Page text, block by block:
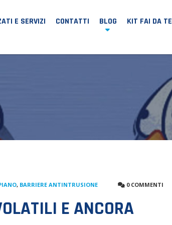
E SERVIZI CONTATTI BLOG KIT FAI DA TE
, BARRIERE ANTINTRUSIONE 0 COMMENTI
E ANCORA